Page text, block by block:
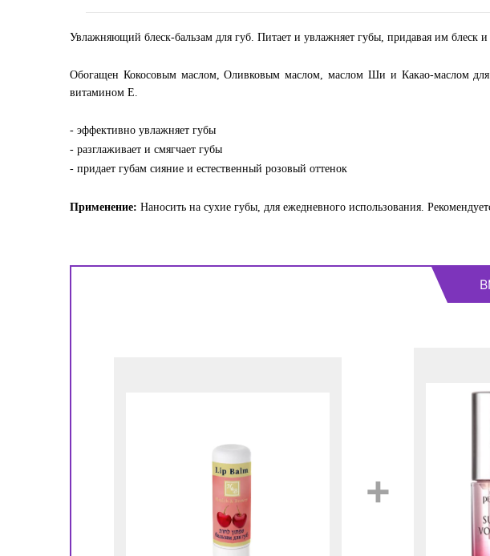
Увлажняющий блеск-бальзам для губ. Питает и увлажняет губы, придавая им блеск
Обогащен Кокосовым маслом, Оливковым маслом, маслом Ши и Какао-маслом
витамином Е.
- эффективно увлажняет губы
- разглаживает и смягчает губы
- придает губам сияние и естественный розовый оттенок
Применение: Наносить на сухие губы, для ежедневного использования.
+